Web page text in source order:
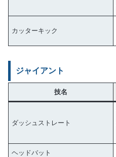
カッターキック
ジャイアント
技名
ダッシュストレート
ヘッドバット